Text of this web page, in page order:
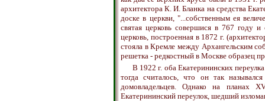
архитектора К. И. Бланка на средства
доске в церкви, "...собственным ея
святая церковь совершися в 767 году и
церковь, построенная в 1872 г.
стояла в Кремле между Архангельским
решетка - редкостный в Москве образец
В 1922 г. оба Екатерининских
тогда считалось, что он так
домовладельцев. Однако на планах
Екатерининский переулок, шедший